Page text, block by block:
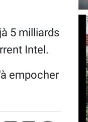
5 milliards
Intel.
empocher